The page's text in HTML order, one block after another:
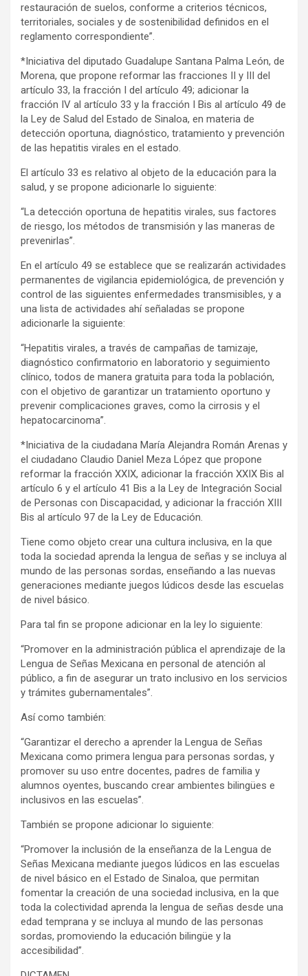
restauración de suelos, conforme a criterios técnicos,
territoriales, sociales y de sostenibilidad definidos en el
reglamento correspondiente”.
*Iniciativa del diputado Guadalupe Santana Palma León, de
Morena, que propone reformar las fracciones II y III del
artículo 33, la fracción I del artículo 49; adicionar la
fracción IV al artículo 33 y la fracción I Bis al artículo 49 de
la Ley de Salud del Estado de Sinaloa, en materia de
detección oportuna, diagnóstico, tratamiento y prevención
de las hepatitis virales en el estado.
El artículo 33 es relativo al objeto de la educación para la
salud, y se propone adicionarle lo siguiente:
“La detección oportuna de hepatitis virales, sus factores
de riesgo, los métodos de transmisión y las maneras de
prevenirlas”.
En el artículo 49 se establece que se realizarán actividades
permanentes de vigilancia epidemiológica, de prevención y
control de las siguientes enfermedades transmisibles, y a
una lista de actividades ahí señaladas se propone
adicionarle la siguiente:
“Hepatitis virales, a través de campañas de tamizaje,
diagnóstico confirmatorio en laboratorio y seguimiento
clínico, todos de manera gratuita para toda la población,
con el objetivo de garantizar un tratamiento oportuno y
prevenir complicaciones graves, como la cirrosis y el
hepatocarcinoma”.
*Iniciativa de la ciudadana María Alejandra Román Arenas y
el ciudadano Claudio Daniel Meza López que propone
reformar la fracción XXIX, adicionar la fracción XXIX Bis al
artículo 6 y el artículo 41 Bis a la Ley de Integración Social
de Personas con Discapacidad, y adicionar la fracción XIII
Bis al artículo 97 de la Ley de Educación.
Tiene como objeto crear una cultura inclusiva, en la que
toda la sociedad aprenda la lengua de señas y se incluya al
mundo de las personas sordas, enseñando a las nuevas
generaciones mediante juegos lúdicos desde las escuelas
de nivel básico.
Para tal fin se propone adicionar en la ley lo siguiente:
“Promover en la administración pública el aprendizaje de la
Lengua de Señas Mexicana en personal de atención al
público, a fin de asegurar un trato inclusivo en los servicios
y trámites gubernamentales”.
Así como también:
“Garantizar el derecho a aprender la Lengua de Señas
Mexicana como primera lengua para personas sordas, y
promover su uso entre docentes, padres de familia y
alumnos oyentes, buscando crear ambientes bilingües e
inclusivos en las escuelas”.
También se propone adicionar lo siguiente:
“Promover la inclusión de la enseñanza de la Lengua de
Señas Mexicana mediante juegos lúdicos en las escuelas
de nivel básico en el Estado de Sinaloa, que permitan
fomentar la creación de una sociedad inclusiva, en la que
toda la colectividad aprenda la lengua de señas desde una
edad temprana y se incluya al mundo de las personas
sordas, promoviendo la educación bilingüe y la
accesibilidad”.